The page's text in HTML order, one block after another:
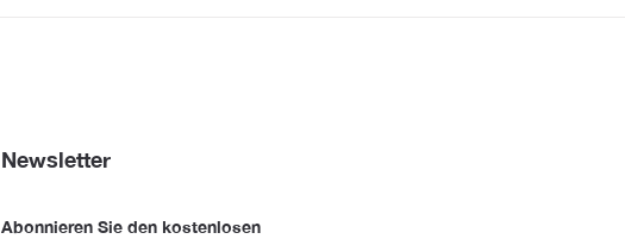
Newsletter
Abonnieren Sie den kostenlosen